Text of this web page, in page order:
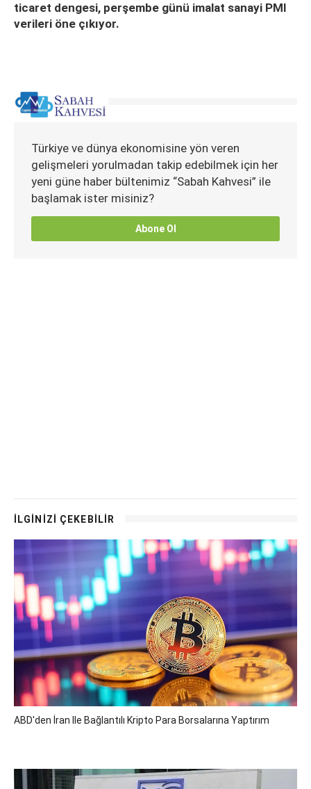
ticaret dengesi, perşembe günü imalat sanayi PMI
verileri öne çıkıyor.
Türkiye ve dünya ekonomisine yön veren
gelişmeleri yorulmadan takip edebilmek için her
yeni güne haber bültenimiz “Sabah Kahvesi” ile
başlamak ister misiniz?
Abone Ol
İLGİNİZİ ÇEKEBİLİR
ABD'den İran Ile Bağlantılı Kripto Para Borsalarına Yaptırım